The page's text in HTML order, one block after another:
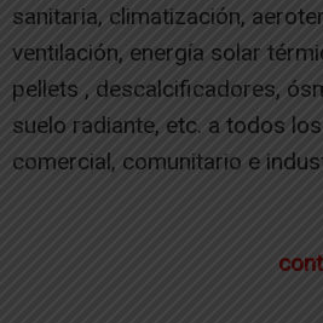
sanitaria, climatización,
ventilación, energía solar
pellets , descalcificadores,
suelo radiante, etc. a todos
comercial, comunitario e